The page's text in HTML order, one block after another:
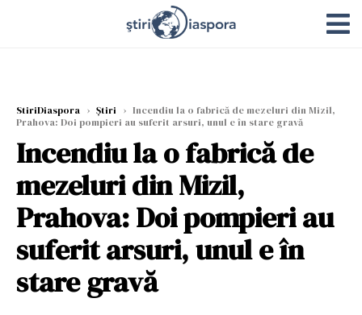
StiriDiaspora › Știri › Incendiu la o fabrică de mezeluri din Mizil,
Prahova: Doi pompieri au suferit arsuri, unul e în stare gravă
Incendiu la o fabrică de
mezeluri din Mizil,
Prahova: Doi pompieri au
suferit arsuri, unul e în
stare gravă